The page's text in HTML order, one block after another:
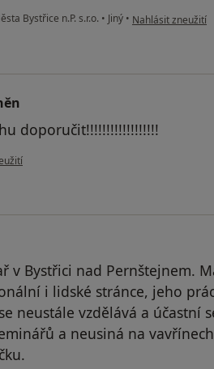
Bystřice n.P. s.r.o. • Jiný • podle názoru
Nahlásit zneužití
doporučit!!!!!!!!!!!!!!!!!!
uživatele Váš účet byl odstraněn
v Bystřici nad Pernštejnem.
i lidské stránce, jeho
neustále vzdělává a účastní
a neusiná na